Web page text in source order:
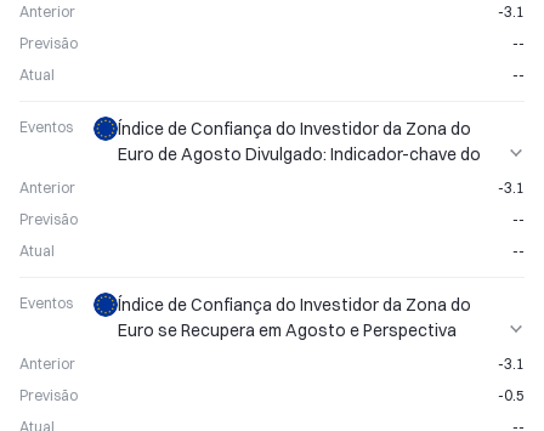
Anterior
-3.1
Previsão
--
Atual
--
Eventos
Índice de Confiança do Investidor da Zona do
Euro de Agosto Divulgado: Indicador-chave do
Anterior
-3.1
Previsão
--
Atual
--
Eventos
Índice de Confiança do Investidor da Zona do
Euro se Recupera em Agosto e Perspectiva
Anterior
-3.1
Previsão
-0.5
Atual
--